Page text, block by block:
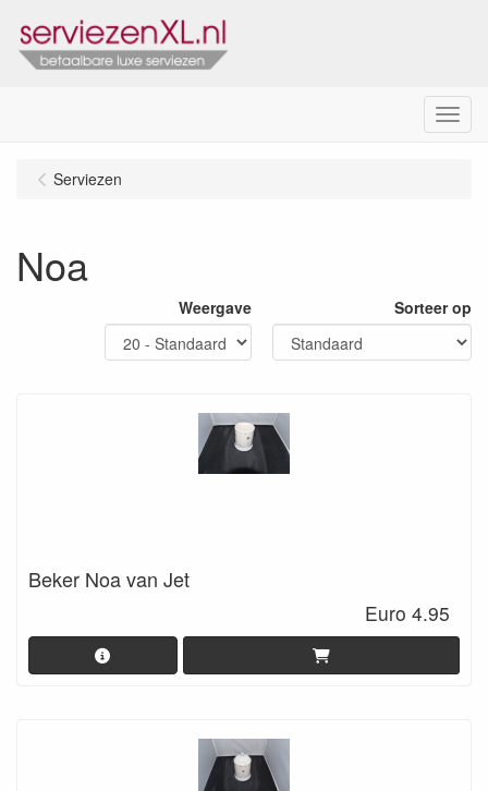
Menu
Serviezen
Noa
Weergave Sorteer op
Beker Noa van Jet
Euro 4.95